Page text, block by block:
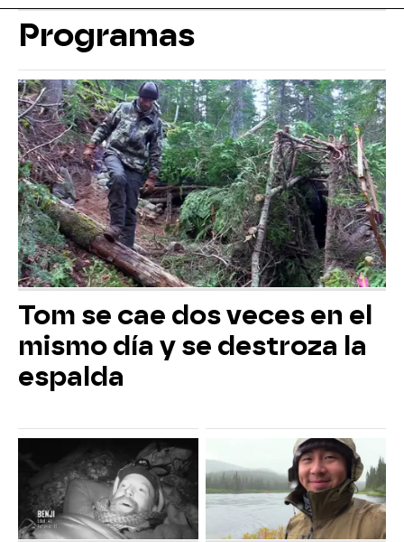
Programas
Tom se cae dos veces en el
mismo día y se destroza la
espalda